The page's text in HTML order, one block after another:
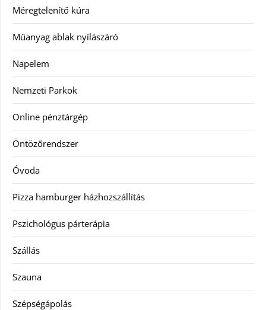
Méregtelenítő kúra
Műanyag ablak nyílászáró
Napelem
Nemzeti Parkok
Online pénztárgép
Öntözőrendszer
Óvoda
Pizza hamburger házhozszállítás
Pszichológus párterápia
Szállás
Szauna
Szépségápolás